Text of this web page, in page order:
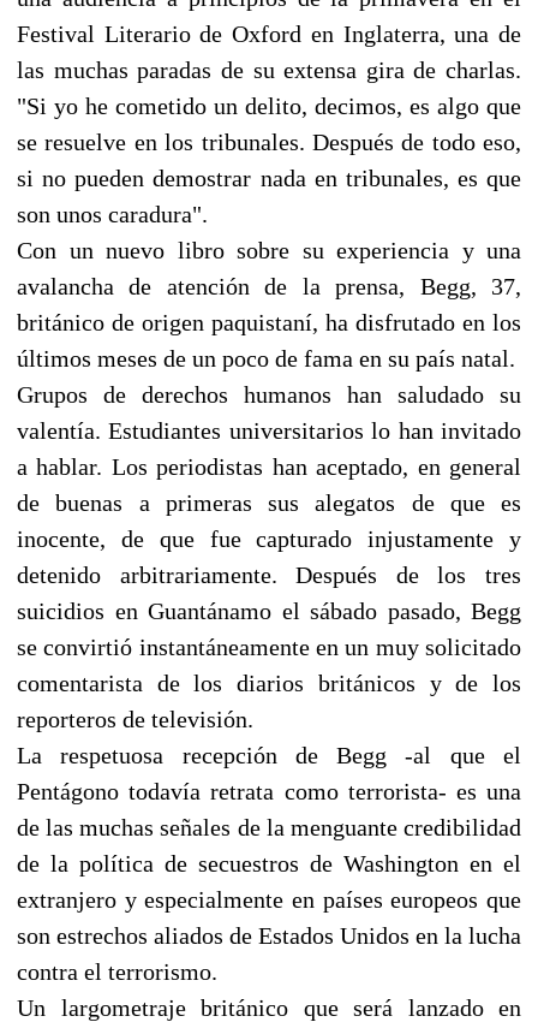
Festival Literario de Oxford en Inglaterra, una de
las muchas paradas de su extensa gira de charlas.
"Si yo he cometido un delito, decimos, es algo que
se resuelve en los tribunales. Después de todo eso,
si no pueden demostrar nada en tribunales, es que
son unos caradura".
Con un nuevo libro sobre su experiencia y una
avalancha de atención de la prensa, Begg, 37,
británico de origen paquistaní, ha disfrutado en los
últimos meses de un poco de fama en su país natal.
Grupos de derechos humanos han saludado su
valentía. Estudiantes universitarios lo han invitado
a hablar. Los periodistas han aceptado, en general
de buenas a primeras sus alegatos de que es
inocente, de que fue capturado injustamente y
detenido arbitrariamente. Después de los tres
suicidios en Guantánamo el sábado pasado, Begg
se convirtió instantáneamente en un muy solicitado
comentarista de los diarios británicos y de los
reporteros de televisión.
La respetuosa recepción de Begg -al que el
Pentágono todavía retrata como terrorista- es una
de las muchas señales de la menguante credibilidad
de la política de secuestros de Washington en el
extranjero y especialmente en países europeos que
son estrechos aliados de Estados Unidos en la lucha
contra el terrorismo.
Un largometraje británico que será lanzado en